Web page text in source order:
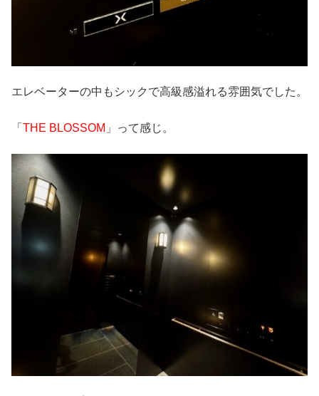
エレベーターの中もシックで高級感溢れる雰囲気でした。
「 THE BLOSSOM 」って感じ。